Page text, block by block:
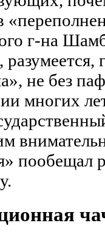
г-на
не без
многих
пообещал